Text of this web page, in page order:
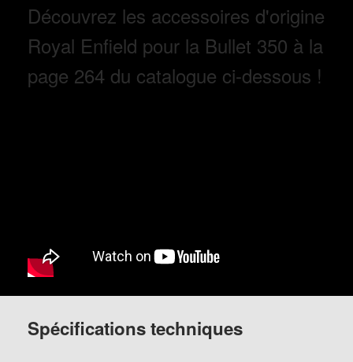
Découvrez les accessoires d'origine
Royal Enfield pour la Bullet 350 à la
page 264 du catalogue ci-dessous !
Spécifications techniques